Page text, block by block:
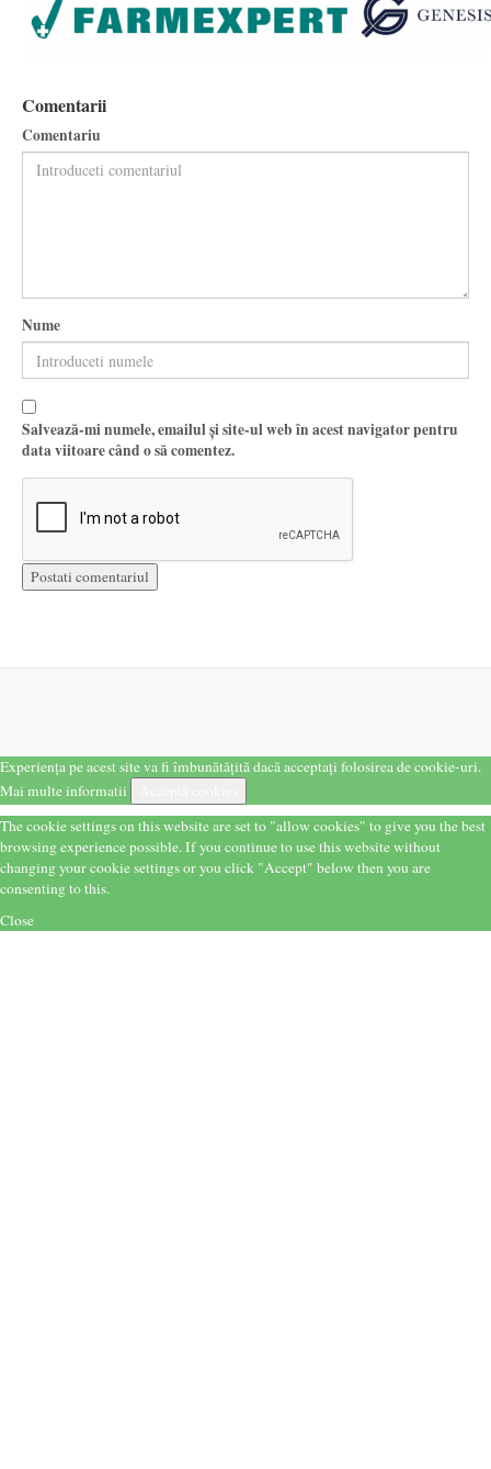
Comentarii
Comentariu
Nume
Salvează-mi numele, emailul și site-ul web în acest navigator pentru
data viitoare când o să comentez.
Experiența pe acest site va fi îmbunătățită dacă acceptați folosirea de cookie-uri.
Mai multe informatii
The cookie settings on this website are set to "allow cookies" to give you the best
browsing experience possible. If you continue to use this website without
changing your cookie settings or you click "Accept" below then you are
consenting to this.
Close